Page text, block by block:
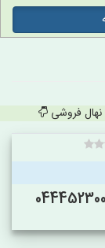
فروشی
09104101070 _ 09143338362 _